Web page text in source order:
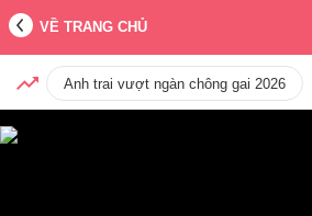
VỀ TRANG CHỦ
Anh trai vượt ngàn chông gai 2026